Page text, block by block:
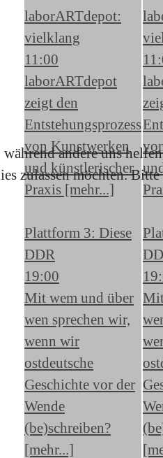
laborARTdepot:
vielklang
11:00
laborARTdepot
zeigt den
Entstehungsprozess
von Kunstwerken
und künstlerischer
Praxis [mehr...]
Plattform 3: Diese
DDR
19:00
Mit wem und über
wen sprechen wir,
wenn wir
ostdeutsche
Geschichte vor der
Wende
(be)schreiben?
[mehr...]
andere uns
zulassen möchten. Bitte